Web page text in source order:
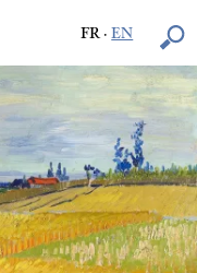
FR·EN